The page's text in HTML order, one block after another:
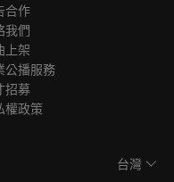
合作
我們
上架
公播服務
招募
權政策
台灣